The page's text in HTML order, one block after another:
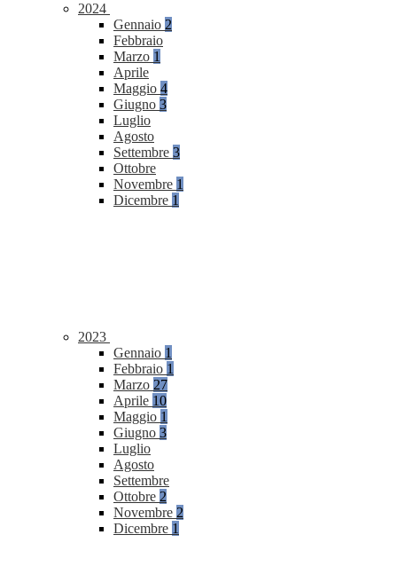
2024
Gennaio 2
Febbraio
Marzo 1
Aprile
Maggio 4
Giugno 3
Luglio
Agosto
Settembre 3
Ottobre
Novembre 1
Dicembre 1
2023
Gennaio 1
Febbraio 1
Marzo 27
Aprile 10
Maggio 1
Giugno 3
Luglio
Agosto
Settembre
Ottobre 2
Novembre 2
Dicembre 1